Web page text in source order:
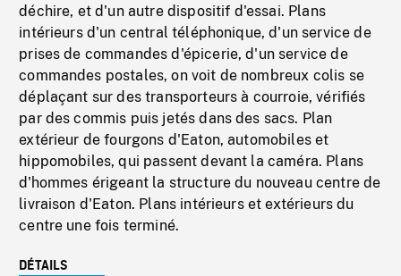
déchire, et d'un autre dispositif d'essai. Plans
intérieurs d'un central téléphonique, d'un service de
prises de commandes d'épicerie, d'un service de
commandes postales, on voit de nombreux colis se
déplaçant sur des transporteurs à courroie, vérifiés
par des commis puis jetés dans des sacs. Plan
extérieur de fourgons d'Eaton, automobiles et
hippomobiles, qui passent devant la caméra. Plans
d'hommes érigeant la structure du nouveau centre de
livraison d'Eaton. Plans intérieurs et extérieurs du
centre une fois terminé.
DÉTAILS